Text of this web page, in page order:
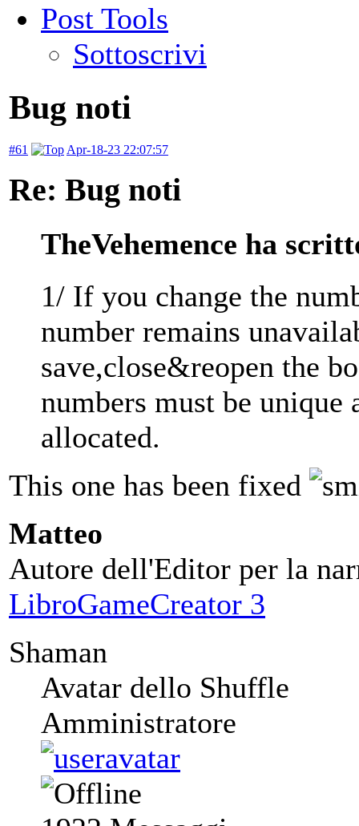
Post Tools
Sottoscrivi
Bug noti
#61 Apr-18-23 22:07:57
Re: Bug noti
TheVehemence ha
1/ If you change the
number remains
save,close&reopen the
numbers must be
allocated.
This one has been fixed
Matteo
Autore dell'Editor per la
LibroGameCreator 3
Shaman
Avatar dello Shuffle
Amministratore